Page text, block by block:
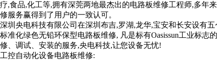
疗,食品,化工等,拥有深莞两地最杰出的电路板维修工程师,多年
修服务赢得到了用户的一致认可。
深圳央电科技有限公司在深圳布吉,罗湖,龙华,宝安和长安设有
标准化绿色无铅环保型电路板维修, 凡是标有Oasissun工业标
修、调试、安装的服务,央电科技,让您设备无忧!
工控自动化设备电路板维修: